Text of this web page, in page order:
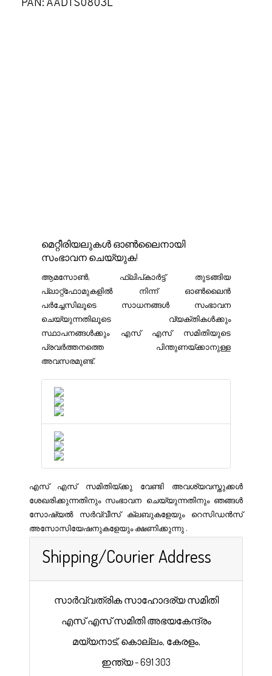
PAN: AADTS0803L
മെറ്റീരിയലുകൾ ഓൺലൈനായി
സംഭാവന ചെയ്യുക!
ആമസോൺ, ഫ്ലിപ്കാർട്ട് തുടങ്ങിയ
പ്ലാറ്റ്‌ഫോമുകളിൽ നിന്ന് ഓൺലൈൻ
പർച്ചേസിലൂടെ സാധനങ്ങൾ സംഭാവന
ചെയ്യുന്നതിലൂടെ വ്യക്തികൾക്കും
സ്ഥാപനങ്ങൾക്കും എസ് എസ് സമിതിയുടെ
പ്രവർത്തനത്തെ പിന്തുണയ്‌ക്കാനുള്ള
അവസരമുണ്ട്.
എസ് എസ് സമിതിയ്ക്കു വേണ്ടി അവശ്യവസ്തുക്കൾ
ശേഖരിക്കുന്നതിനും സംഭാവന ചെയ്യുന്നതിനും ഞങ്ങൾ
സോഷ്യൽ സർവ്വീസ് ക്ലബുകളേയും റെസിഡൻസ്
അസോസിയേഷനുകളേയും ക്ഷണിക്കുന്നു .
Shipping/Courier Address
സാർവ്വത്രിക സാഹോദര്യ സമിതി
എസ് എസ് സമിതി അഭയകേന്ദ്രം
മയ്യനാട്, കൊല്ലം, കേരളം,
ഇന്ത്യ - 691 303